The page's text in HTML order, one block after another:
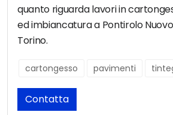
quanto riguarda lavori in
ed imbiancatura a Pontirolo
Torino.
cartongesso pavimenti
Contatta